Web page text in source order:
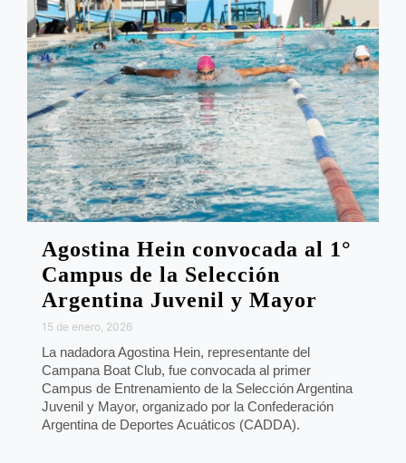
Agostina Hein convocada al 1°
Campus de la Selección
Argentina Juvenil y Mayor
15 de enero, 2026
La nadadora Agostina Hein, representante del
Campana Boat Club, fue convocada al primer
Campus de Entrenamiento de la Selección Argentina
Juvenil y Mayor, organizado por la Confederación
Argentina de Deportes Acuáticos (CADDA).